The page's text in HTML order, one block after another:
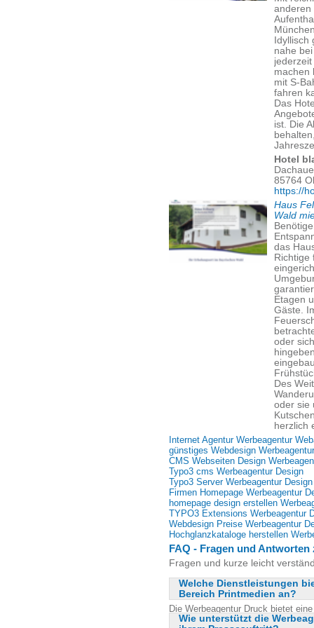
anderen
nahe
machen
mit S-
fahren
Das
ist. Die
Hotel
85764
https://
Haus
Wald
das
Richtige
Etagen
Gäste.
oder
Des
oder sie
herzlich
Internet Agentur Werbeagentur
günstiges Webdesign
CMS Webseiten Design
Typo3 cms Werbeagentur Design
Typo3 Server Werbeagentur Design
Firmen Homepage Werbeagentur
homepage design erstellen
TYPO3 Extensions Werbeagentur
Webdesign Preise Werbeagentur
Hochglanzkataloge herstellen
FAQ - Fragen und
Fragen und kurze leicht
Welche Dienstleistungen
Bereich Printmedien an?
Die Werbeagentur Druck bietet
Bereich Printmedien an. Dazu
Wie unterstützt die